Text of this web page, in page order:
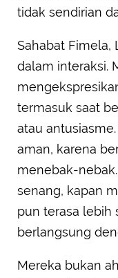
tidak sendirian
Sahabat Fimela,
dalam interaksi.
termasuk saat
atau
aman, karena
menebak-
senang, kapan
pun terasa lebih
berlangsung
Mereka bukan